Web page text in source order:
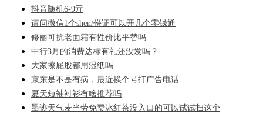
抖音随机6-9亓
请问微信1个shen/份证可以开几个零钱通
修丽可抗老面霜有性价比平替吗
中行3月的消费达标有礼还没发吗？
大家擦屁股都用湿纸吗
京东是不是有病，最近挨个号打广告电话
夏天短袖衬衫有啥推荐吗
墨迹天气麦当劳免费冰红茶没入口的可以试试扫这个